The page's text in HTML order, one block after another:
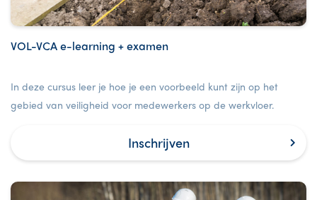
VOL-VCA e-learning + examen
In deze cursus leer je hoe je een voorbeeld kunt zijn op het
gebied van veiligheid voor medewerkers op de werkvloer.
Inschrijven